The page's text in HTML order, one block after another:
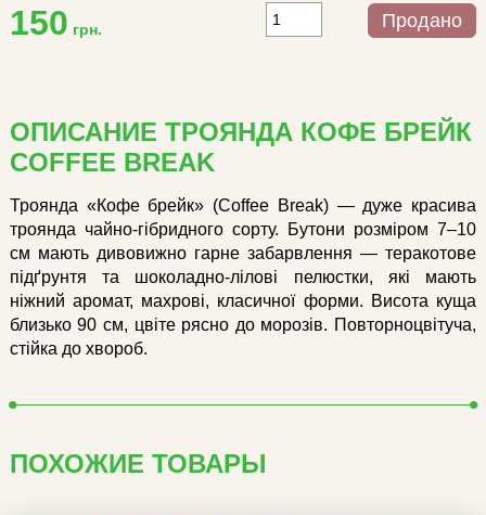
150 грн. Продано
ОПИСАНИЕ ТРОЯНДА КОФЕ БРЕЙК
COFFEE BREAK
Троянда «Кофе брейк» (Coffee Break) — дуже красива
троянда чайно-гібридного сорту. Бутони розміром 7–10
см мають дивовижно гарне забарвлення — теракотове
підґрунтя та шоколадно-лілові пелюстки, які мають
ніжний аромат, махрові, класичної форми. Висота куща
близько 90 см, цвіте рясно до морозів. Повторноцвітуча,
стійка до хвороб.
ПОХОЖИЕ ТОВАРЫ